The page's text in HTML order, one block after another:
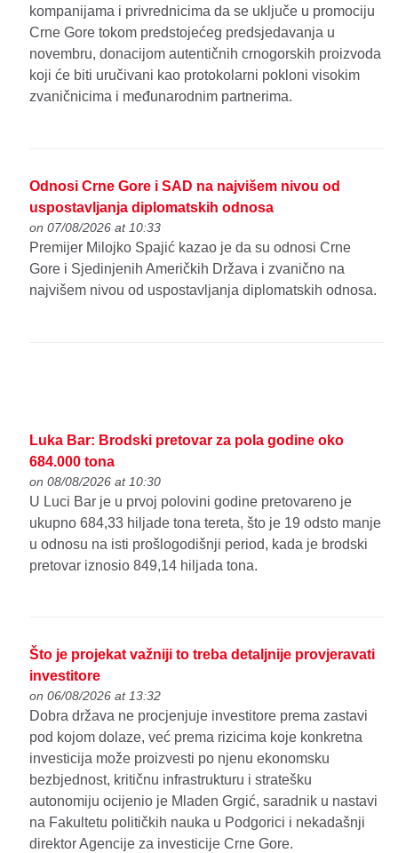
kompanijama i privrednicima da se uključe u promociju
Crne Gore tokom predstojećeg predsjedavanja u
novembru, donacijom autentičnih crnogorskih proizvoda
koji će biti uručivani kao protokolarni pokloni visokim
zvaničnicima i međunarodnim partnerima.
Odnosi Crne Gore i SAD na najvišem nivou od
uspostavljanja diplomatskih odnosa
on 07/08/2026 at 10:33
Premijer Milojko Spajić kazao je da su odnosi Crne
Gore i Sjedinjenih Američkih Država i zvanično na
najvišem nivou od uspostavljanja diplomatskih odnosa.
Luka Bar: Brodski pretovar za pola godine oko
684.000 tona
on 08/08/2026 at 10:30
U Luci Bar je u prvoj polovini godine pretovareno je
ukupno 684,33 hiljade tona tereta, što je 19 odsto manje
u odnosu na isti prošlogodišnji period, kada je brodski
pretovar iznosio 849,14 hiljada tona.
Što je projekat važniji to treba detaljnije provjeravati
investitore
on 06/08/2026 at 13:32
Dobra država ne procjenjuje investitore prema zastavi
pod kojom dolaze, već prema rizicima koje konkretna
investicija može proizvesti po njenu ekonomsku
bezbjednost, kritičnu infrastrukturu i stratešku
autonomiju ocijenio je Mladen Grgić, saradnik u nastavi
na Fakultetu političkih nauka u Podgorici i nekadašnji
direktor Agencije za investicije Crne Gore.